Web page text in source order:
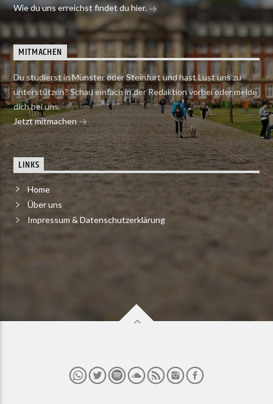
Wie du uns erreichst findet du hier.
MITMACHEN
Du studierst in Münster oder Steinfurt und hast Lust uns zu
unterstützen? Schau einfach in der Redaktion vorbei oder melde
dich bei uns.
Jetzt mitmachen
LINKS
Home
Über uns
Impressum & Datenschutzerklärung